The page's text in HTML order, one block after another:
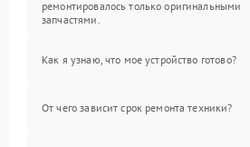
ремонтировалось только оригинальными
запчастями.
Как я узнаю, что мое устройство готово?
От чего зависит срок ремонта техники?